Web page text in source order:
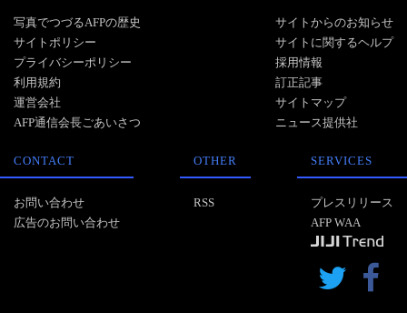
写真でつづるAFPの歴史
サイトポリシー
プライバシーポリシー
利用規約
運営会社
AFP通信会長ごあいさつ
サイトからのお知らせ
サイトに関するヘルプ
採用情報
訂正記事
サイトマップ
ニュース提供社
CONTACT
お問い合わせ
広告のお問い合わせ
OTHER
RSS
SERVICES
プレスリリース
AFP WAA